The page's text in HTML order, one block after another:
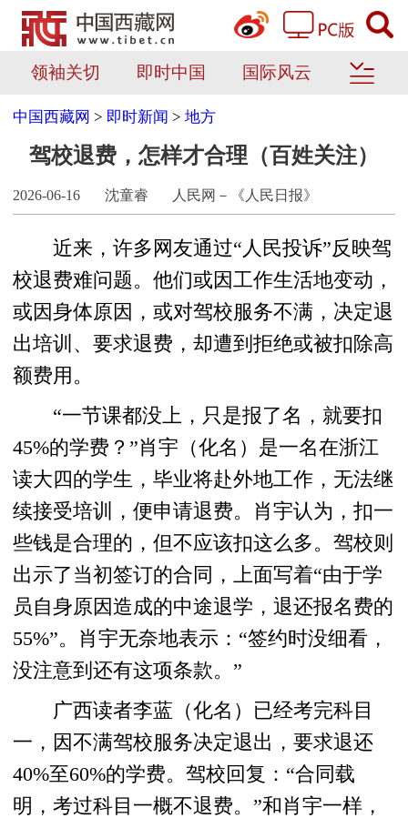
领袖关切 即时中国 国际风云
中国西藏网 > 即时新闻 >地方
驾校退费，怎样才合理（百姓关注）
2026-06-16 沈童睿 人民网－《人民日报》
近来，许多网友通过“人民投诉”反映驾
校退费难问题。他们或因工作生活地变动，
或因身体原因，或对驾校服务不满，决定退
出培训、要求退费，却遭到拒绝或被扣除高
额费用。
“一节课都没上，只是报了名，就要扣
45%的学费？”肖宇（化名）是一名在浙江
读大四的学生，毕业将赴外地工作，无法继
续接受培训，便申请退费。肖宇认为，扣一
些钱是合理的，但不应该扣这么多。驾校则
出示了当初签订的合同，上面写着“由于学
员自身原因造成的中途退学，退还报名费的
55%”。肖宇无奈地表示：“签约时没细看，
没注意到还有这项条款。”
广西读者李蓝（化名）已经考完科目
一，因不满驾校服务决定退出，要求退还
40%至60%的学费。驾校回复：“合同载
明，考过科目一概不退费。”和肖宇一样，